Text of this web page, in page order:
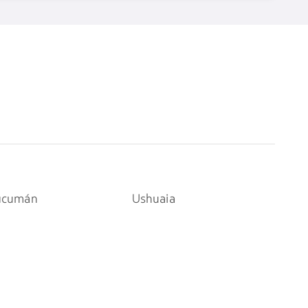
Ushuaia